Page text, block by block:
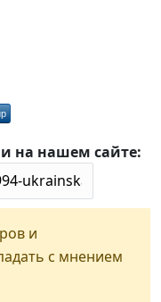
на нашем сайте:
и
с мнением